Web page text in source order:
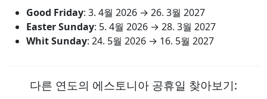
Good Friday: 3. 4월 2026 → 26. 3월 2027
Easter Sunday: 5. 4월 2026 → 28. 3월 2027
Whit Sunday: 24. 5월 2026 → 16. 5월 2027
다른 연도의 에스토니아 공휴일 찾아보기: